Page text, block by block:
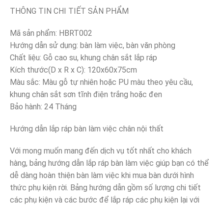
THÔNG TIN CHI TIẾT SẢN PHẨM
Mã sản phẩm: HBRT002
Hướng dẫn sử dụng: bàn làm việc, bàn văn phòng
Chất liệu: Gỗ cao su, khung chân sắt lắp ráp
Kích thước(D x R x C): 120x60x75cm
Màu sắc: Màu gỗ tự nhiên hoặc PU màu theo yêu cầu,
khung chân sắt sơn tĩnh điện trắng hoặc đen
Bảo hành: 24 Tháng
Hướng dẫn lắp ráp bàn làm việc chân nội thất
Với mong muốn mang đến dịch vụ tốt nhất cho khách
hàng, bảng hướng dẫn lắp ráp bàn làm việc giúp bạn có thể
dễ dàng hoàn thiện bàn làm việc khi mua bàn dưới hình
thức phụ kiện rời. Bảng hướng dẫn gồm số lượng chi tiết
các phụ kiện và các bước để lắp ráp các phụ kiện lại với